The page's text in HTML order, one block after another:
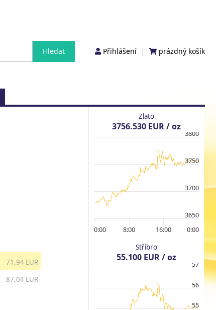
Přihlášení | prázdný košík
71,94 EUR
87,04 EUR
Zlato
3756.530 EUR / oz
0:00 8:00 16:00 0:00
3650
3700
3750
3800
Stříbro
55.100 EUR / oz
55
56
57